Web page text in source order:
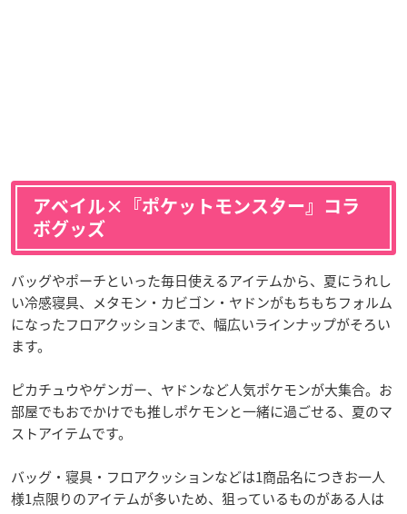
アベイル×『ポケットモンスター』コラ
ボグッズ
バッグやポーチといった毎日使えるアイテムから、夏にうれし
い冷感寝具、メタモン・カビゴン・ヤドンがもちもちフォルム
になったフロアクッションまで、幅広いラインナップがそろい
ます。
ピカチュウやゲンガー、ヤドンなど人気ポケモンが大集合。お
部屋でもおでかけでも推しポケモンと一緒に過ごせる、夏のマ
ストアイテムです。
バッグ・寝具・フロアクッションなどは1商品名につきお一人
様1点限りのアイテムが多いため、狙っているものがある人は